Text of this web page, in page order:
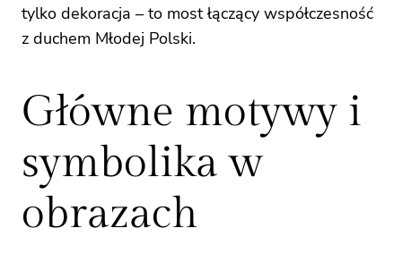
tylko dekoracja – to most łączący współczesność
z duchem Młodej Polski.
Główne motywy i
symbolika w
obrazach